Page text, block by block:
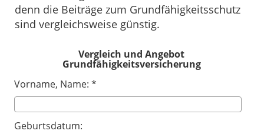
denn die Beiträge zum Grundfähigkeitsschutz
sind vergleichsweise günstig.
Vergleich und Angebot
Grundfähigkeitsversicherung
Vorname, Name: *
Geburtsdatum: